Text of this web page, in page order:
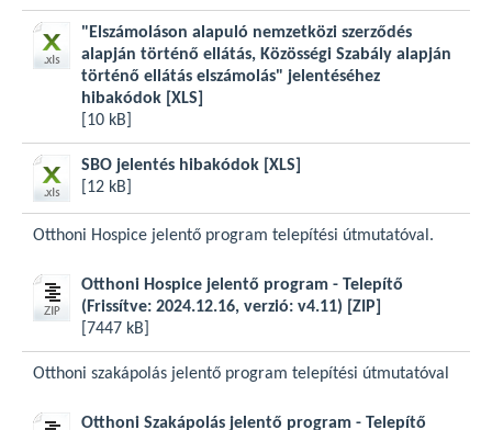
"Elszámoláson alapuló nemzetközi szerződés
alapján történő ellátás, Közösségi Szabály alapján
történő ellátás elszámolás" jelentéséhez
hibakódok [XLS]
[10 kB]
SBO jelentés hibakódok [XLS]
[12 kB]
Otthoni Hospice jelentő program telepítési útmutatóval.
Otthoni Hospice jelentő program - Telepítő
(Frissítve: 2024.12.16, verzió: v4.11)
[ZIP]
[7447 kB]
Otthoni szakápolás jelentő program telepítési útmutatóval
Otthoni Szakápolás jelentő program - Telepítő